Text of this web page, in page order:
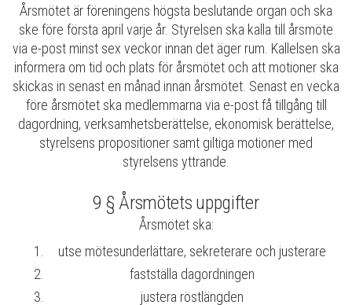
Årsmötet är föreningens högsta beslutande organ och ska
ske före första april varje år. Styrelsen ska kalla till årsmöte
via e-post minst sex veckor innan det äger rum. Kallelsen ska
informera om tid och plats för årsmötet och att motioner ska
skickas in senast en månad innan årsmötet. Senast en vecka
före årsmötet ska medlemmarna via e-post få tillgång till
dagordning, verksamhetsberättelse, ekonomisk berättelse,
styrelsens propositioner samt giltiga motioner med
styrelsens yttrande.
9 § Årsmötets uppgifter
Årsmötet ska:
utse mötesunderlättare, sekreterare och justerare
fastställa dagordningen
justera röstlängden